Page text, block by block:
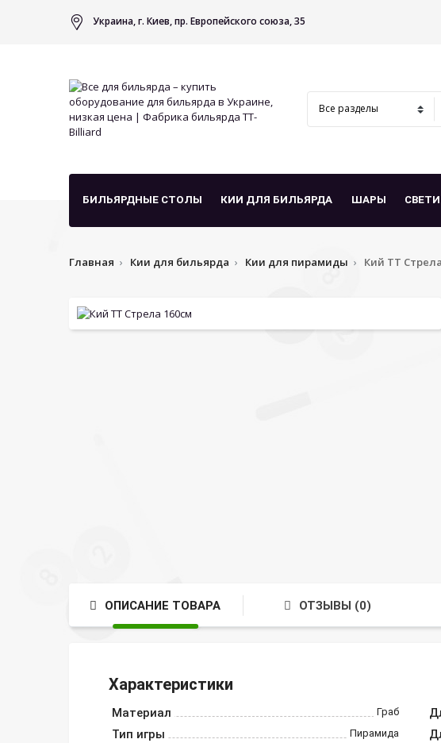
Украина, г. Киев, пр. Европейского союза, 35
БИЛЬЯРДНЫЕ СТОЛЫ КИИ ДЛЯ БИЛЬЯРДА ШАРЫ
Главная Кии для бильярда Кии для пирамиды Кий ТТ
ОПИСАНИЕ ТОВАРА ОТЗЫВЫ (0)
Характеристики
Материал Граб
Тип игры Пирамида